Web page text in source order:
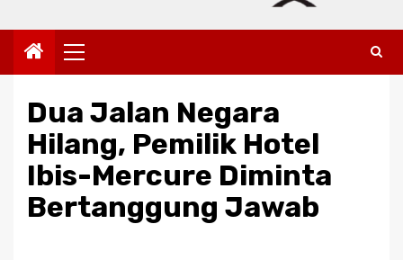
Primary
Menu
Dua Jalan Negara
Hilang, Pemilik Hotel
Ibis-Mercure Diminta
Bertanggung Jawab